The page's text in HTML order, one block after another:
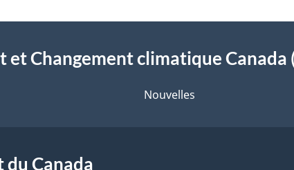
Changement climatique Canada
Nouvelles
Canada